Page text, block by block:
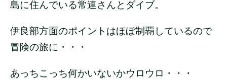
島に住んでいる常連さんとダイブ。
伊良部方面のポイントはほぼ制覇しているので
冒険の旅に・・・
あっちこっち何かいないかウロウロ・・・